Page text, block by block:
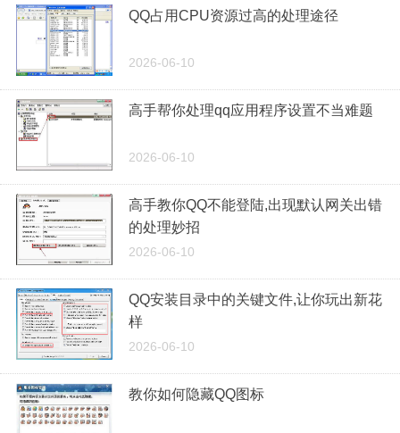
QQ占用CPU资源过高的处理途径
2026-06-10
高手帮你处理qq应用程序设置不当难题
2026-06-10
高手教你QQ不能登陆,出现默认网关出错
的处理妙招
2026-06-10
QQ安装目录中的关键文件,让你玩出新花
样
2026-06-10
教你如何隐藏QQ图标